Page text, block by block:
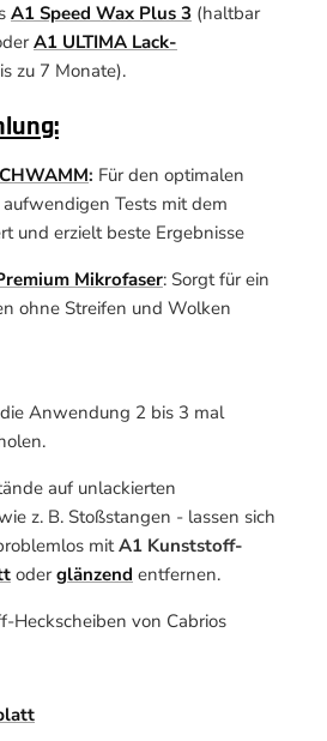
A1 Speed Wax Plus 3 (haltbar
A1 ULTIMA Lack-
zu 7 Monate).
: Für den optimalen
Tests mit dem
und erzielt beste Ergebnisse
Mikrofaser: Sorgt für ein
ohne Streifen und Wolken
Anwendung 2 bis 3 mal
auf unlackierten
z. B. Stoßstangen - lassen sich
mitA1 Kunststoff-
oderglänzend entfernen.
Heckscheiben von Cabrios